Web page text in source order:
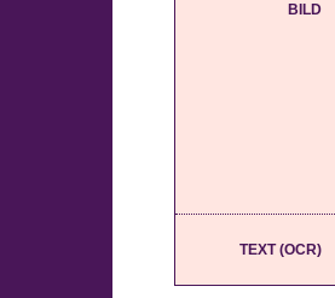
BILD
TEXT (OCR)